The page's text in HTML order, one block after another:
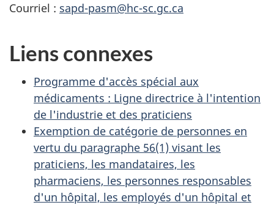
Courriel : sapd-pasm@hc-sc.gc.ca
Liens connexes
Programme d'accès spécial aux
médicaments : Ligne directrice à l'intention
de l'industrie et des praticiens
Exemption de catégorie de personnes en
vertu du paragraphe 56(1) visant les
praticiens, les mandataires, les
pharmaciens, les personnes responsables
d'un hôpital, les employés d'un hôpital et